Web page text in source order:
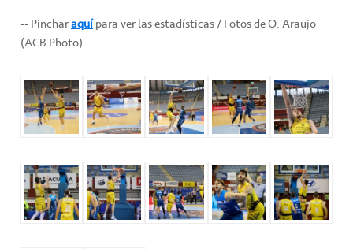
-- Pincharaquípara ver las estadísticas / Fotos de O. Araujo
(ACB Photo)